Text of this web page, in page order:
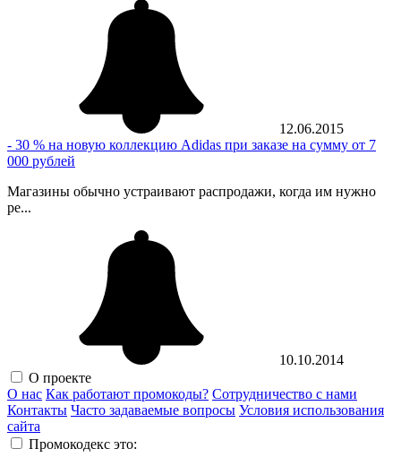
12.06.2015
- 30 % на новую коллекцию Adidas при заказе на сумму от 7
000 рублей
Магазины обычно устраивают распродажи, когда им нужно
ре...
10.10.2014
О проекте
О нас Как работают промокоды? Сотрудничество с нами
Контакты Часто задаваемые вопросы Условия использования
сайта
Промокодекс это: